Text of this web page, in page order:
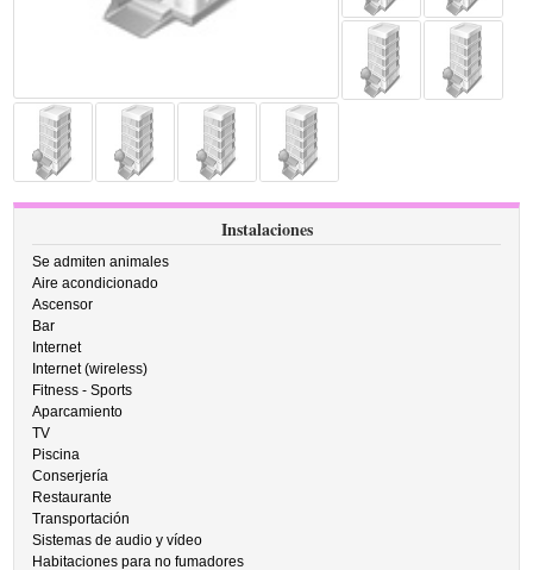
Instalaciones
Se admiten animales
Aire acondicionado
Ascensor
Bar
Internet
Internet (wireless)
Fitness - Sports
Aparcamiento
TV
Piscina
Conserjería
Restaurante
Transportación
Sistemas de audio y vídeo
Habitaciones para no fumadores